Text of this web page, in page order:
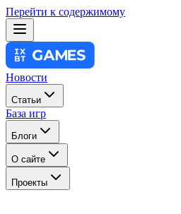
Перейти к содержимому
Новости
Статьи
База игр
Блоги
О сайте
Проекты